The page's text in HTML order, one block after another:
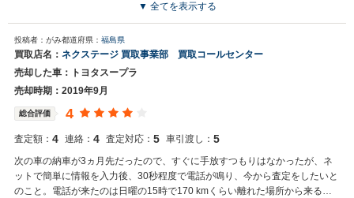
買取店からの返信
お世話になっております。 株式会社ネクステージでございます。 この
度はネクステージをご利用いただきまして誠にありがとうございまし
た。 弊社スタッフの接客をお褒め頂き光栄です。 今後もご満足いただ
けるよう精進してまいります。 スタッフ一同、またのご利用お待ちし
▼ 全てを表示する
投稿者：がみ都道府県： 福島県
買取店名： ネクステージ 買取事業部 買取コールセンター
売却した車：トヨタスープラ
売却時期：2019年9月
総合評価 4
査定額： 4 連絡： 4 査定対応： 5 車引渡し： 5
次の車の納車が3ヵ月先だったので、すぐに手放すつもりはなかったが、ネ
ットで簡単に情報を入力後、30秒程度で電話が鳴り、今から査定をしたいと
のこと。電話が来たのは日曜の15時で170 kmくらい離れた場所から来ると